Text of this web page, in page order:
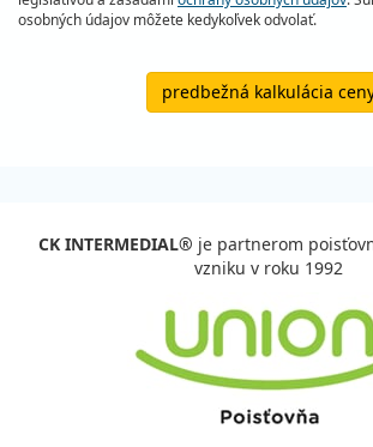
osobných údajov môžete kedykoľvek odvolať.
predbežná kalkulácia
CK INTERMEDIAL® je partnerom
vzniku v roku 1992